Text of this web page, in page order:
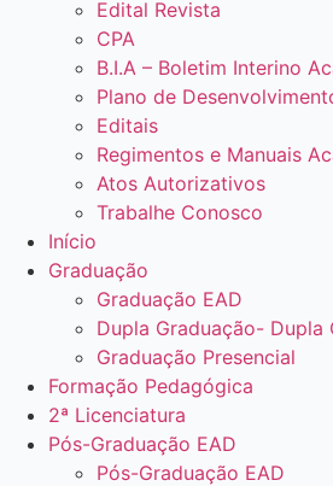
Edital Revista
CPA
B.I.A – Boletim Interino
Plano de
Editais
Regimentos e Manuais
Atos Autorizativos
Trabalhe Conosco
Início
Graduação
Graduação EAD
Dupla Graduação-
Graduação Presencial
Formação Pedagógica
2ª Licenciatura
Pós-Graduação EAD
Pós-Graduação EAD